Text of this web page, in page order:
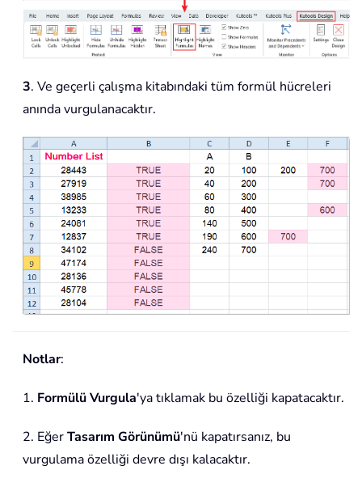
3. Ve geçerli çalışma kitabındaki tüm formül hücreleri
anında vurgulanacaktır.
Notlar:
1. Formülü Vurgula'ya tıklamak bu özelliği kapatacaktır.
2. EğerTasarım Görünümü'nü kapatırsanız, bu
vurgulama özelliği devre dışı kalacaktır.